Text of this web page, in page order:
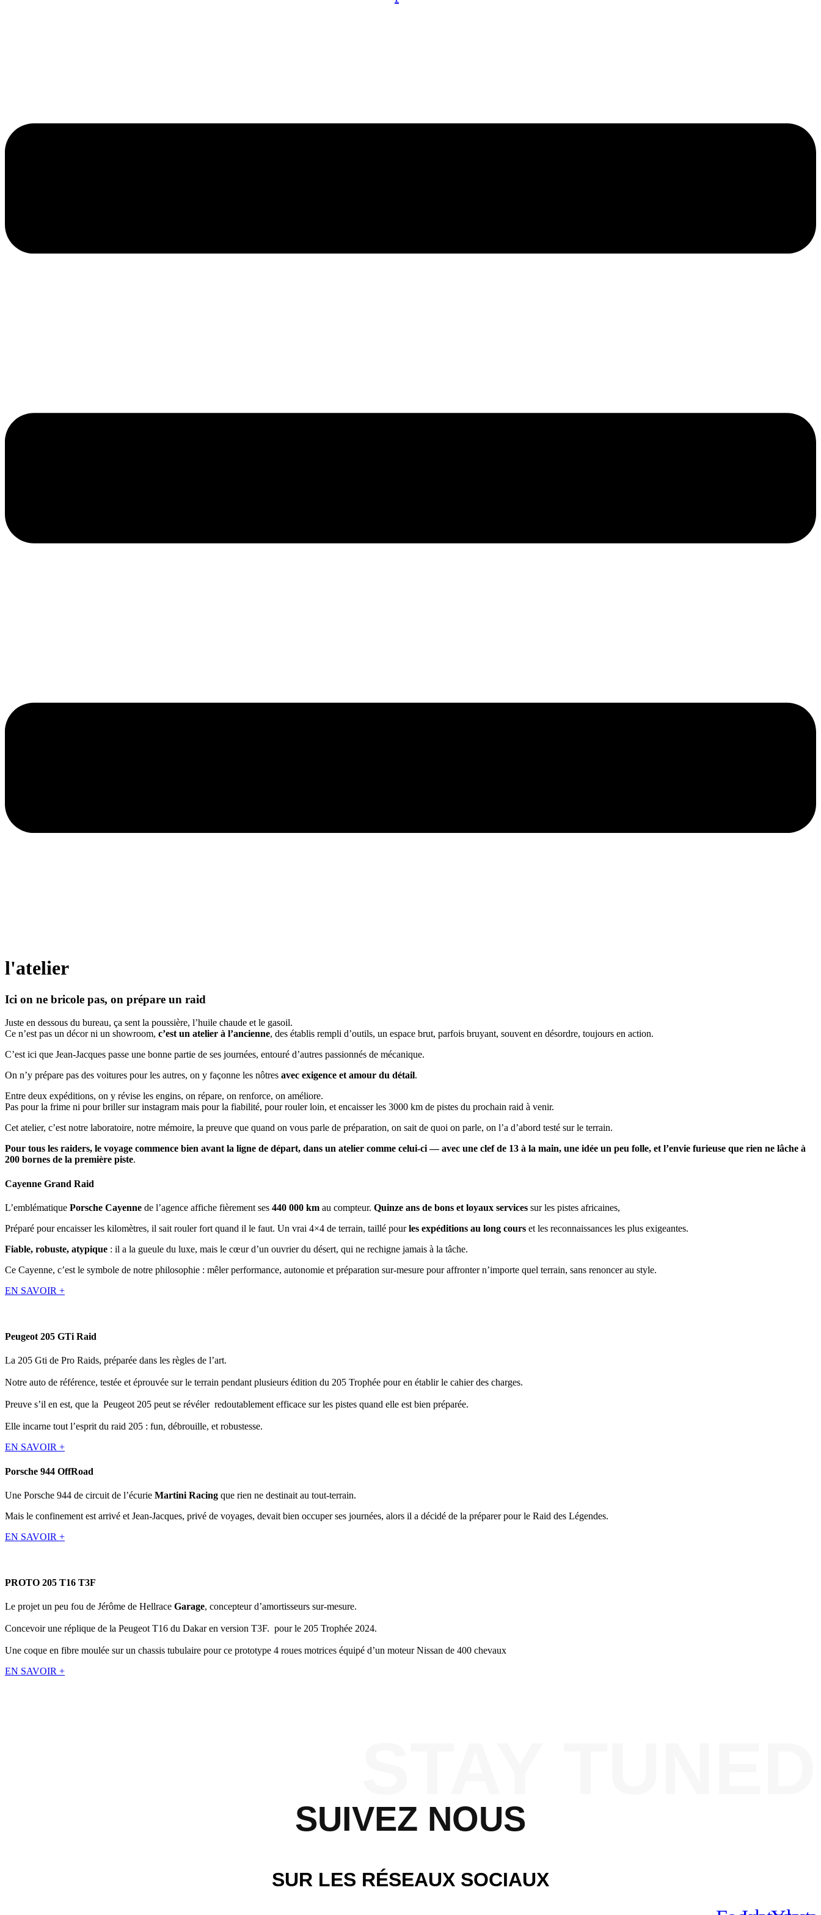
l'atelier
Ici on ne bricole pas, on prépare un raid
Juste en dessous du bureau, ça sent la poussière, l’huile chaude et le gasoil.
Ce n’est pas un décor ni un showroom, c’est un atelier à l’ancienne, des établis rempli d’outils, un espace brut, parfois bruyant, souvent en désordre, toujours en action.
C’est ici que Jean-Jacques passe une bonne partie de ses journées, entouré d’autres passionnés de mécanique.
On n’y prépare pas des voitures pour les autres, on y façonne les nôtres avec exigence et amour du détail.
Entre deux expéditions, on y révise les engins, on répare, on renforce, on améliore.
Pas pour la frime ni pour briller sur instagram mais pour la fiabilité, pour rouler loin, et encaisser les 3000 km de pistes du prochain raid à venir.
Cet atelier, c’est notre laboratoire, notre mémoire, la preuve que quand on vous parle de préparation, on sait de quoi on parle, on l’a d’abord testé sur le terrain.
Pour tous les raiders, le voyage commence bien avant la ligne de départ, dans un atelier comme celui-ci — avec une clef de 13 à la main, une idée un peu folle, et l’envie furieuse que rien ne lâche à
200 bornes de la première piste.
Cayenne Grand Raid
L’emblématique Porsche Cayenne de l’agence affiche fièrement ses 440 000 km au compteur. Quinze ans de bons et loyaux services sur les pistes africaines,
Préparé pour encaisser les kilomètres, il sait rouler fort quand il le faut. Un vrai 4×4 de terrain, taillé pourles expéditions au long cours et les reconnaissances les plus exigeantes.
Fiable, robuste, atypique : il a la gueule du luxe, mais le cœur d’un ouvrier du désert, qui ne rechigne jamais à la tâche.
Ce Cayenne, c’est le symbole de notre philosophie : mêler performance, autonomie et préparation sur-mesure pour affronter n’importe quel terrain, sans renoncer au style.
EN SAVOIR +
Peugeot 205 GTi Raid
La 205 Gti de Pro Raids, préparée dans les règles de l’art.
Notre auto de référence, testée et éprouvée sur le terrain pendant plusieurs édition du 205 Trophée pour en établir le cahier des charges.
Preuve s’il en est, que la Peugeot 205 peut se révéler redoutablement efficace sur les pistes quand elle est bien préparée.
Elle incarne tout l’esprit du raid 205 : fun, débrouille, et robustesse.
EN SAVOIR +
Porsche 944 OffRoad
Une Porsche 944 de circuit de l’écurie Martini Racing que rien ne destinait au tout-terrain.
Mais le confinement est arrivé et Jean-Jacques, privé de voyages, devait bien occuper ses journées, alors il a décidé de la préparer pour le Raid des Légendes.
EN SAVOIR +
PROTO 205 T16 T3F
Le projet un peu fou de Jérôme de Hellrace Garage, concepteur d’amortisseurs sur-mesure.
Concevoir une réplique de la Peugeot T16 du Dakar en version T3F. pour le 205 Trophée 2024.
Une coque en fibre moulée sur un chassis tubulaire pour ce prototype 4 roues motrices équipé d’un moteur Nissan de 400 chevaux
EN SAVOIR +
SUIVEZ NOUS
SUR LES RÉSEAUX SOCIAUX